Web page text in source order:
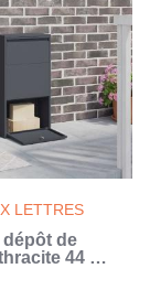
LETTRES
dépôt de
44 x